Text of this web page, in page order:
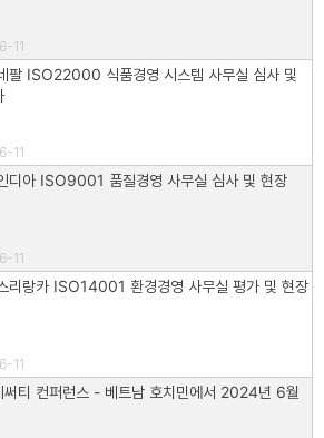
11
팔 ISO22000 식품경영 시스템 사무실 심사 및
11
디아 ISO9001 품질경영 사무실 심사 및 현장
11
리랑카 ISO14001 환경경영 사무실 평가 및 현장
11
써티 컨퍼런스 - 베트남 호치민에서 2024년 6월